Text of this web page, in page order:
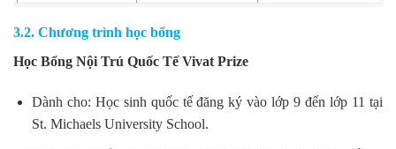
3.2. Chương trình học bổng
Học Bổng Nội Trú Quốc Tế Vivat Prize
Dành cho: Học sinh quốc tế đăng ký vào lớp 9 đến lớp 11 tại
St. Michaels University School.